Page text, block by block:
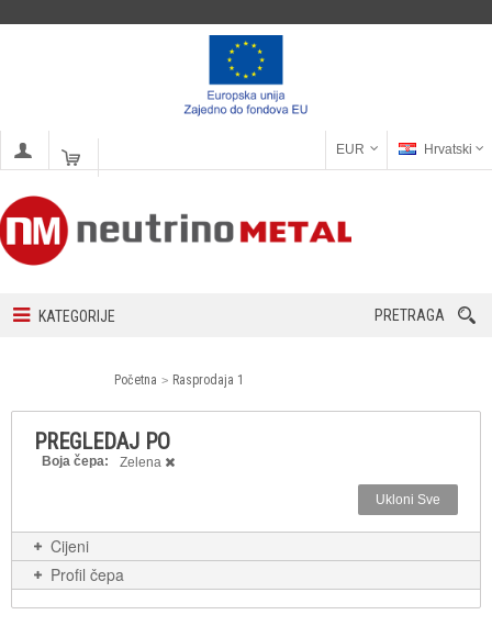
EUR Hrvatski
KATEGORIJE PRETRAGA
Početna Rasprodaja 1
PREGLEDAJ PO
Boja čepa: Zelena
Ukloni Sve
Cijeni
Profil čepa